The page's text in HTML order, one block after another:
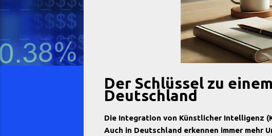
Der Schlüssel zu
Deutschland
Die Integration von Künstlicher Intelligenz
Auch in Deutschland erkennen immer mehr